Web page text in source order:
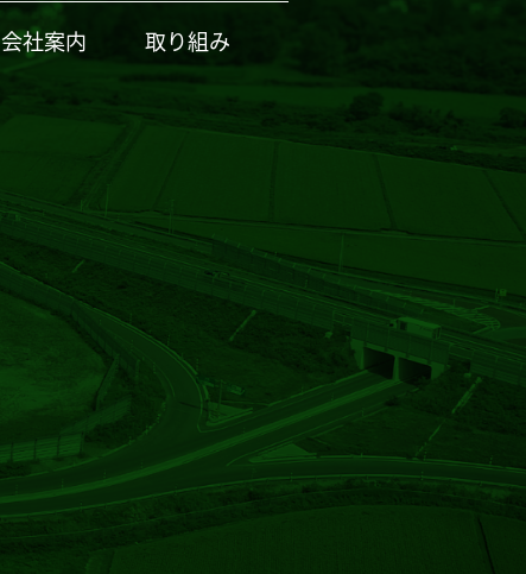
会社案内 取り組み